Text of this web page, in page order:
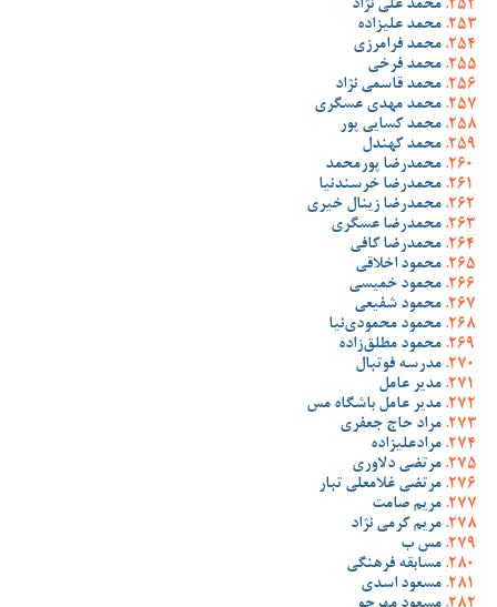
محمد علی نژاد
محمد علیزاده
محمد فرامرزی
محمد فرخی
محمد قاسمی نژاد
محمد مهدی عسگری
محمد کسایی پور
محمد کهندل
محمدرضا پورمحمد
محمدرضا خرسندنیا
محمدرضا زینال خیری
محمدرضا عسگری
محمدرضا کافی
محمود اخلاقی
محمود خمیسی
محمود شفیعی
محمود محمودی‌نیا
محمود مطلق‌زاده
مدرسه فوتبال
مدیر عامل
مدیر عامل باشگاه مس
مراد حاج جعفری
مرادعلیزاده
مرتضی دلاوری
مرتضی غلامعلی تبار
مریم صامت
مریم کرمی نژاد
مس ب
مسابقه فرهنگی
مسعود اسدی